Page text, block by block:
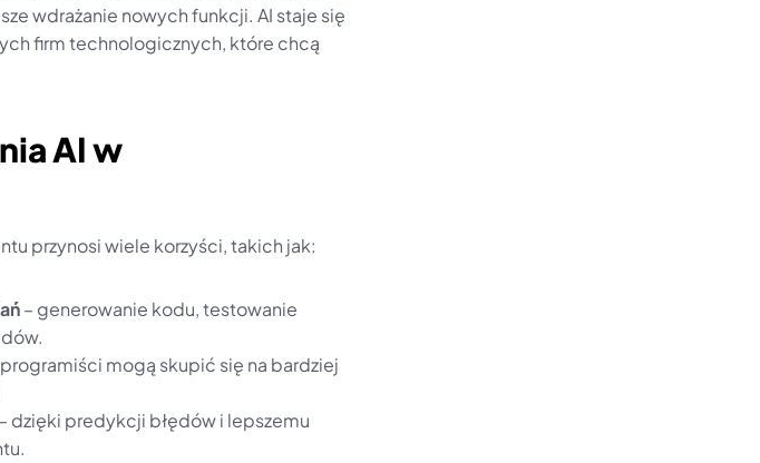
wdrażanie nowych funkcji. AI staje się
firm technologicznych, które chcą
AI w
przynosi wiele korzyści, takich jak:
– generowanie kodu, testowanie
mogą skupić się na bardziej
– dzięki predykcji błędów i lepszemu